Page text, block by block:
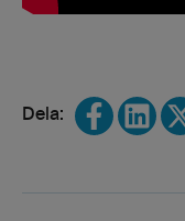
Share on